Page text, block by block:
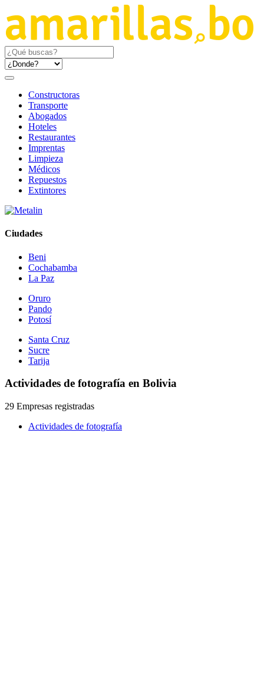
Constructoras
Transporte
Abogados
Hoteles
Restaurantes
Imprentas
Limpieza
Médicos
Repuestos
Extintores
Ciudades
Beni
Cochabamba
La Paz
Oruro
Pando
Potosí
Santa Cruz
Sucre
Tarija
Actividades de fotografía en Bolivia
29 Empresas registradas
Actividades de fotografía